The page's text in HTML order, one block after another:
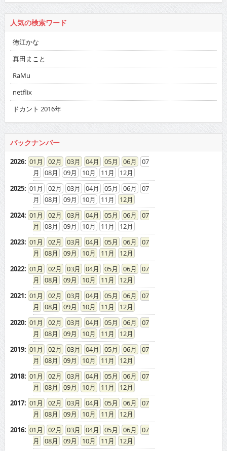
人気の検索ワード
徳江かな
真田まこと
RaMu
netflix
ドカント 2016年
バックナンバー
2026: 01 02 03 04 05 06
07
08
09 10 11
12
2025: 01 02 03 04 05 06
07
08
09 10 11
12
2024: 01 02 03 04 05 06
07
08
09 10 11
12
2023: 01 02 03 04 05 06
07
08
09 10 11
12
2022: 01 02 03 04 05 06
07
08
09 10 11
12
2021: 01 02 03 04 05 06
07
08
09 10 11
12
2020: 01 02 03 04 05 06
07
08
09 10 11
12
2019: 01 02 03 04 05 06
07
08
09 10 11
12
2018: 01 02 03 04 05 06
07
08
09 10 11
12
2017: 01 02 03 04 05 06
07
08
09 10 11
12
2016: 01 02 03 04 05 06
07
08
09 10 11
12